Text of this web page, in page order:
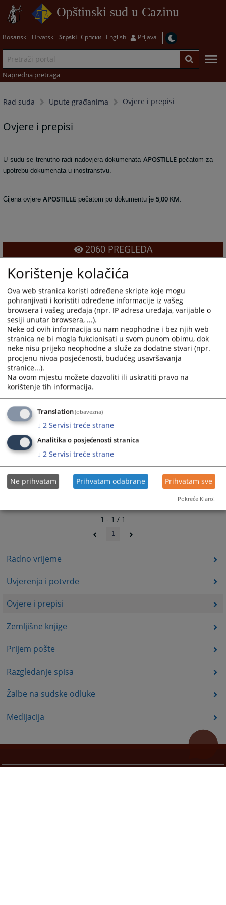
Opštinski sud u Cazinu
Bosanski Hrvatski Srpski Српски English Prijava
Napredna pretraga
Rad suda Upute građanima Ovjere i prepisi
Radno vrijeme
Uvjerenja i potvrde
Ovjere i prepisi
Zemljišne knjige
Prijem pošte
Razgledanje spisa
Žalbe na sudske odluke
Medijacija
Ovjere i prepisi
U sudu se trenutno radi nadovjera dokumenata APOSTILLEpečatom za
upotrebu dokumenata u inostranstvu.
Cijena ovjereAPOSTILLE pečatom po dokumentu je5,00 KM
2060PREGLEDA
1 - 1 / 1
1
Korištenje kolačića
Ova web stranica koristi određene skripte koje mogu
pohranjivati i koristiti određene informacije iz vašeg
browsera i vašeg uređaja (npr. IP adresa uređaja, varijable o
sesiji unutar browsera, ...).
Neke od ovih informacija su nam neophodne i bez njih web
stranica ne bi mogla fukcionisati u svom punom obimu, dok
neke nisu prijeko neophodne a služe za dodatne stvari (npr.
procjenu nivoa posjećenosti, budućeg usavršavanja
stranice...).
Na ovom mjestu možete dozvoliti ili uskratiti pravo na
korištenje tih informacija.
Translation(obavezna)
↓ 2 Servisi treće strane
Analitika o posjećenosti stranica
↓ 2 Servisi treće strane
Ne prihvatam Prihvatam odabrane Prihvatam sve
Pokreće Klaro!